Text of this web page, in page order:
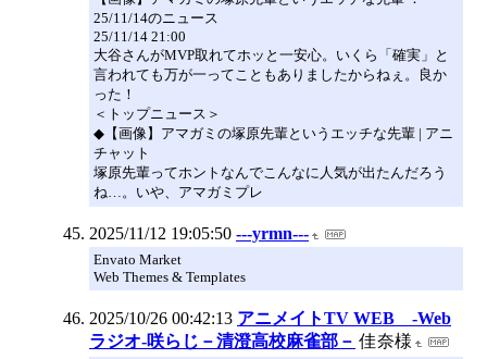
25/11/14のニュース
25/11/14 21:00
大谷さんがMVP取れてホッと一安心。いくら「確実」と
言われても万が一ってこともありましたからねぇ。良か
った！
＜トップニュース＞
◆【画像】アマガミの塚原先輩というエッチな先輩 | アニ
チャット
塚原先輩ってホントなんでこんなに人気が出たんだろう
ね…。いや、アマガミプレ
2025/11/12 19:05:50 ---yrmn---
Envato Market
Web Themes & Templates
2025/10/26 00:42:13 アニメイトTV WEB -Web
ラジオ-咲らじ－清澄高校麻雀部－ 佳奈様